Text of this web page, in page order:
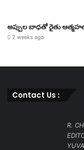
అప్పుల బాధతో రైతు
2 weeks ago
Contact Us :
R.